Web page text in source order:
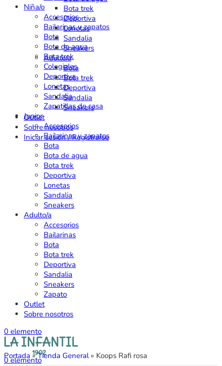
Niña/o
Accesorios
Bailarinas y zapatos
Bota
Bota de agua
Bota trek
Colegiales
Deportiva
Lonetas
Sandalia
Zapatillas de casa
Junior
Accesorios
Bailarinas y zapatos
Bota
Bota de agua
Bota trek
Deportiva
Lonetas
Sandalia
Sneakers
Adulto/a
Accesorios
Bailarinas
Bota
Bota trek
Deportiva
Sandalia
Sneakers
Zapato
Outlet
Sobre nosotros
0 elemento
0elemento
Portada »Tienda General» Koops Rafi rosa
Bota trek
Deportiva
Lonetas
Sandalia
Sneakers
Adulto/a
Bota
Bota trek
Deportiva
Sandalia
Sneakers
Outlet
Sobre nosotros
Iniciar sesión / Registrarse